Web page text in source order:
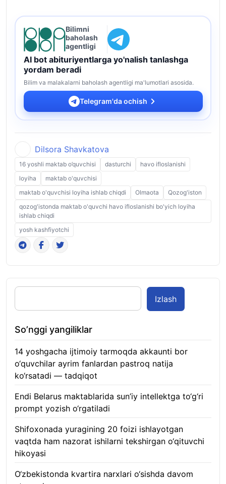
Bilimni
baholash
agentligi
AI bot abituriyentlarga yo'nalish tanlashga
yordam beradi
Bilim va malakalarni baholash agentligi ma'lumotlari asosida.
Telegram'da ochish
Dilsora Shavkatova
16 yoshli maktab o’quvchisi dasturchi
havo ifloslanishi
loyiha
maktab o'quvchisi
maktab o'quvchisi loyiha ishlab chiqdi
Olmaota
Qozog'iston
qozog'istonda maktab o'quvchi havo ifloslanishi bo'yich loyiha
ishlab chiqdi
yosh kashfiyotchi
Izlash
So’nggi yangiliklar
14 yoshgacha ijtimoiy tarmoqda akkaunti bor
o‘quvchilar ayrim fanlardan pastroq natija
ko‘rsatadi — tadqiqot
Endi Belarus maktablarida sun’iy intellektga to‘g‘ri
prompt yozish o‘rgatiladi
Shifoxonada yuragining 20 foizi ishlayotgan
vaqtda ham nazorat ishilarni tekshirgan o‘qituvchi
hikoyasi
O‘zbekistonda kvartira narxlari o‘sishda davom